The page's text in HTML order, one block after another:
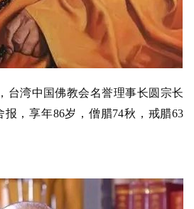
台湾中国佛教会名誉理事长圆宗长
，享年86岁，僧腊74秋，戒腊63